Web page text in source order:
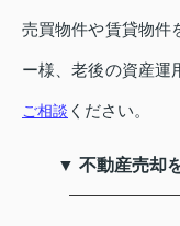
売買物件や賃貸物件
ー様、老後の資産運
ご相談 ください。
▼ 不動産売却